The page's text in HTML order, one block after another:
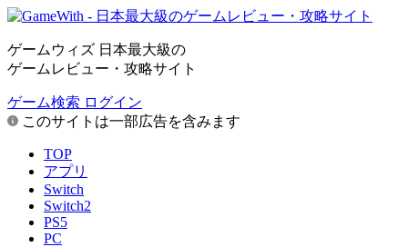
ゲームウィズ 日本最大級の
ゲームレビュー・攻略サイト
ゲーム検索 ログイン
このサイトは一部広告を含みます
TOP
アプリ
Switch
Switch2
PS5
PC